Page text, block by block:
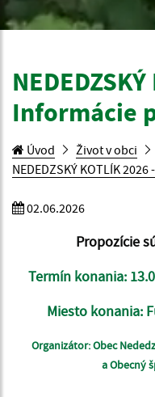
Informácie
Úvod Život v obci
NEDEDZSKÝ KOTLÍK
02.06.2026
Propozície
Termín konania:
Miesto konania:
Organizátor: Obec
a Obecný